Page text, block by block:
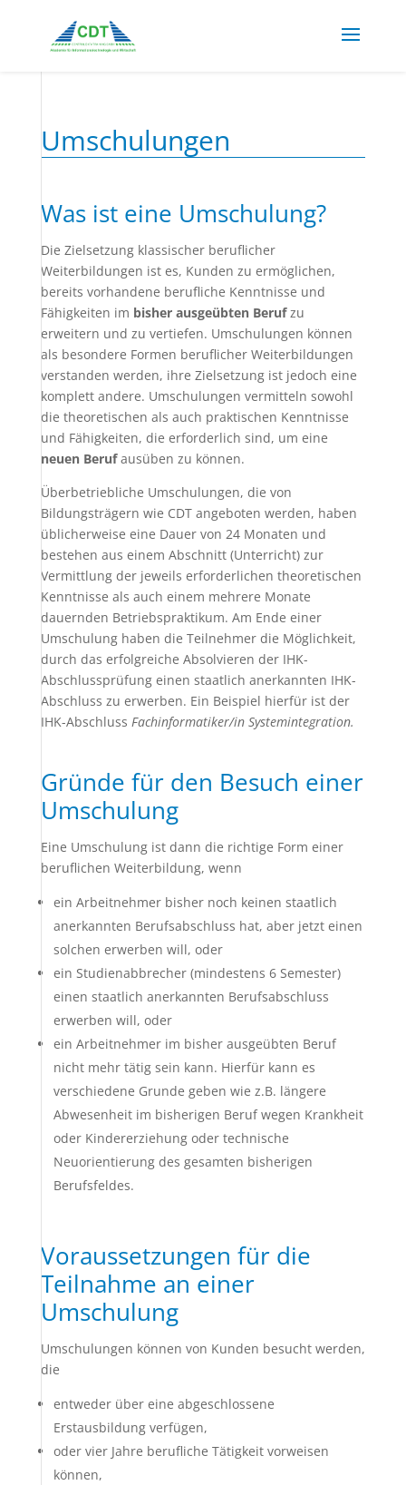
Umschulungen
Was ist eine Umschulung?
Die Zielsetzung klassischer beruflicher
Weiterbildungen ist es, Kunden zu ermöglichen,
bereits vorhandene berufliche Kenntnisse und
Fähigkeiten im bisher ausgeübten Berufzu
erweitern und zu vertiefen. Umschulungen können
als besondere Formen beruflicher Weiterbildungen
verstanden werden, ihre Zielsetzung ist jedoch eine
komplett andere. Umschulungen vermitteln sowohl
die theoretischen als auch praktischen Kenntnisse
und Fähigkeiten, die erforderlich sind, um eine
neuen Berufausüben zu können.
Überbetriebliche Umschulungen, die von
Bildungsträgern wie CDT angeboten werden, haben
üblicherweise eine Dauer von 24 Monaten und
bestehen aus einem Abschnitt (Unterricht) zur
Vermittlung der jeweils erforderlichen theoretischen
Kenntnisse als auch einem mehrere Monate
dauernden Betriebspraktikum. Am Ende einer
Umschulung haben die Teilnehmer die Möglichkeit,
durch das erfolgreiche Absolvieren der IHK-
Abschlussprüfung einen staatlich anerkannten IHK-
Abschluss zu erwerben. Ein Beispiel hierfür ist der
IHK-Abschluss Fachinformatiker/in Systemintegration.
Gründe für den Besuch einer
Umschulung
Eine Umschulung ist dann die richtige Form einer
beruflichen Weiterbildung, wenn
ein Arbeitnehmer bisher noch keinen staatlich
anerkannten Berufsabschluss hat, aber jetzt einen
solchen erwerben will, oder
ein Studienabbrecher (mindestens 6 Semester)
einen staatlich anerkannten Berufsabschluss
erwerben will, oder
ein Arbeitnehmer im bisher ausgeübten Beruf
nicht mehr tätig sein kann. Hierfür kann es
verschiedene Grunde geben wie z.B. längere
Abwesenheit im bisherigen Beruf wegen Krankheit
oder Kindererziehung oder technische
Neuorientierung des gesamten bisherigen
Berufsfeldes.
Voraussetzungen für die
Teilnahme an einer
Umschulung
Umschulungen können von Kunden besucht werden,
die
entweder über eine abgeschlossene
Erstausbildung verfügen,
oder vier Jahre berufliche Tätigkeit vorweisen
können,